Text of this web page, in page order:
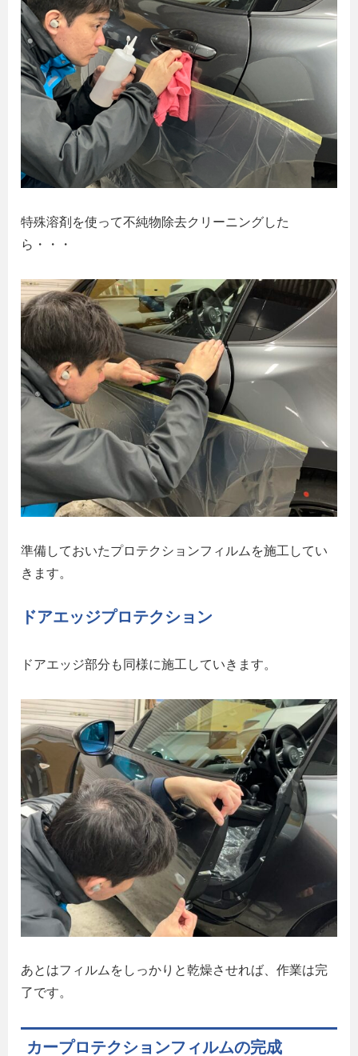
特殊溶剤を使って不純物除去クリーニングした
ら・・・
準備しておいたプロテクションフィルムを施工してい
きます。
ドアエッジプロテクション
ドアエッジ部分も同様に施工していきます。
あとはフィルムをしっかりと乾燥させれば、作業は完
了です。
カープロテクションフィルムの完成